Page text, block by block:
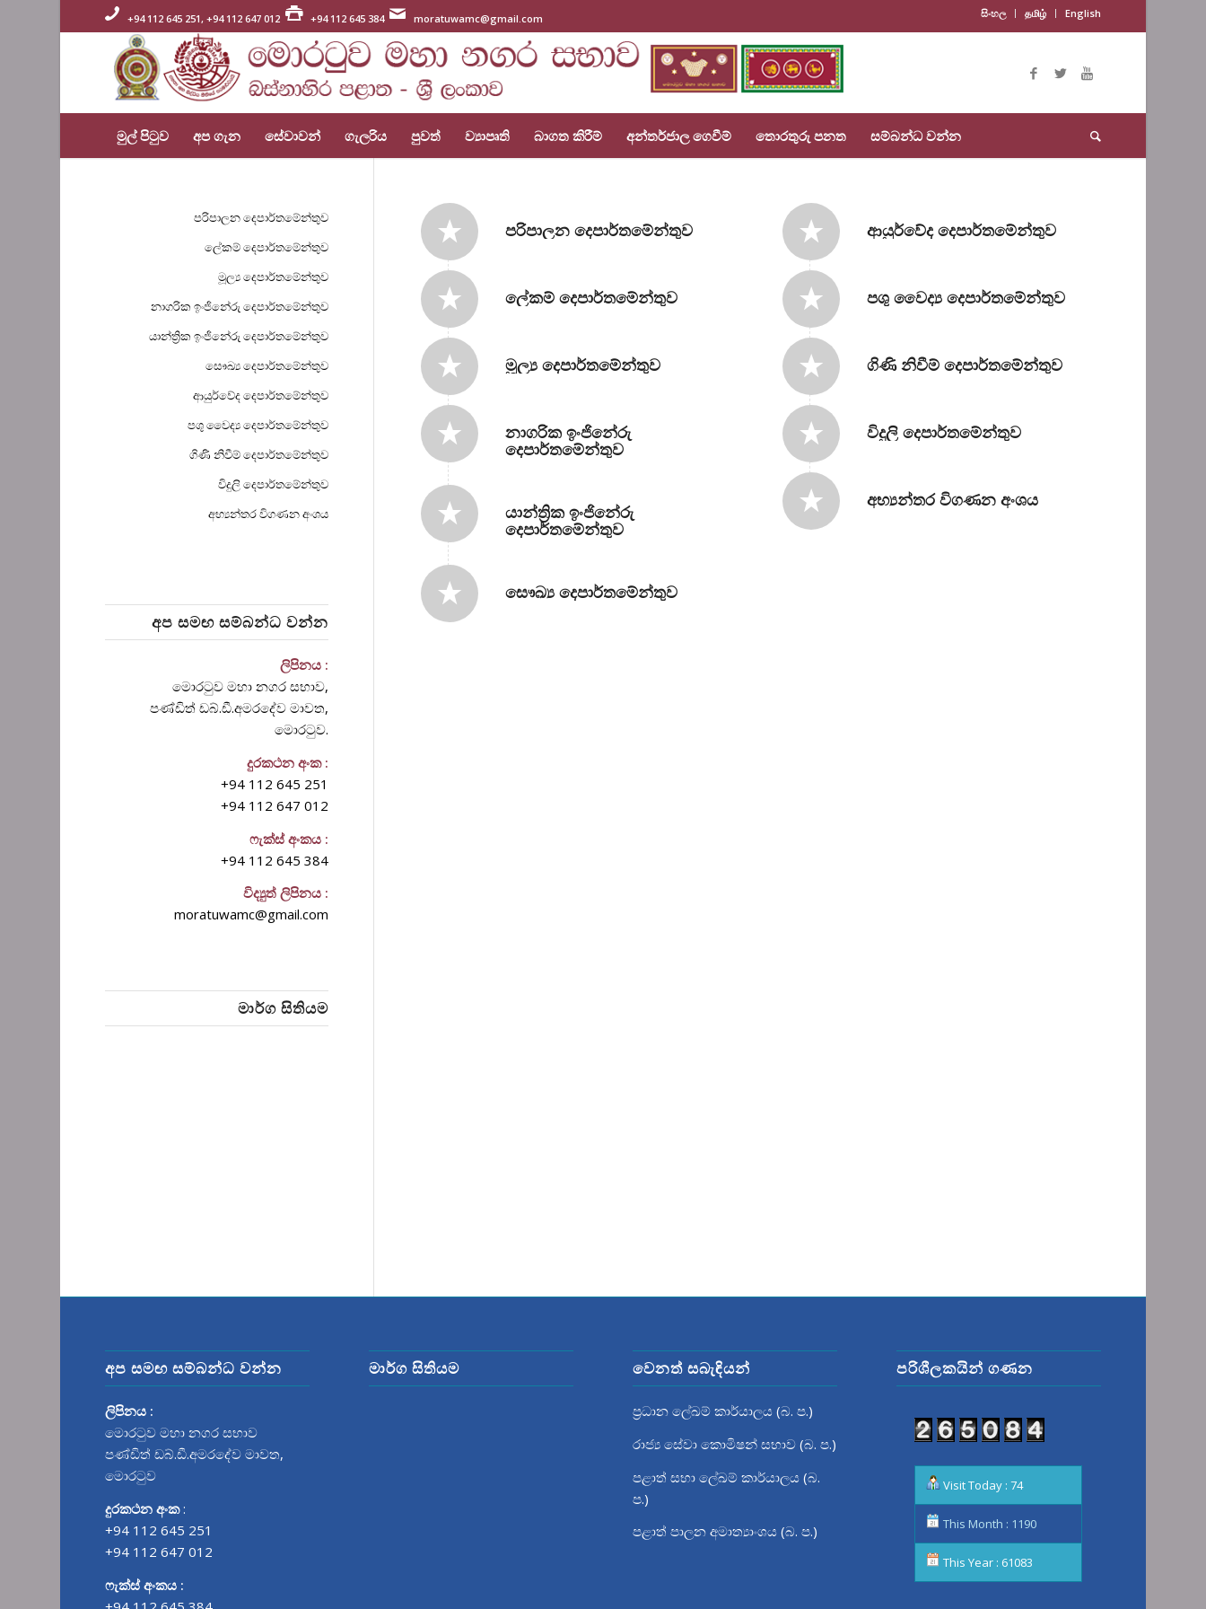
සිංහල தமிழ் English
+94 112 645 251, +94 112 647 012 +94 112 645 384 moratuwamc@gmail.com
මුල් පිටුව අප ගැන සේවාවන් ගැලරිය පුවත් ව්‍යාපෘති බාගත කිරීම් අන්තර්ජාල ගෙවීම් තොරතුරු පනත සම්බන්ධ වන්න
පරිපාලන දෙපාර්තමේන්තුව
ලේකම් දෙපාර්තමේන්තුව
මූල්‍ය දෙපාර්තමේන්තුව
නාගරික ඉංජිනේරු
දෙපාර්තමේන්තුව
යාන්ත්‍රික ඉංජිනේරු
දෙපාර්තමේන්තුව
සෞඛ්‍ය දෙපාර්තමේන්තුව
ආයුර්වේද දෙපාර්තමේන්තුව
පශු වෛද්‍ය දෙපාර්තමේන්තුව
ගිණි නිවීම් දෙපාර්තමේන්තුව
විදුලි දෙපාර්තමේන්තුව
අභ්‍යන්තර විගණන අංශය
පරිපාලන දෙපාර්තමේන්තුව
ලේකම් දෙපාර්තමේන්තුව
මූල්‍ය දෙපාර්තමේන්තුව
නාගරික ඉංජිනේරු දෙපාර්තමේන්තුව
යාන්ත්‍රික ඉංජිනේරු දෙපාර්තමේන්තුව
සෞඛ්‍ය දෙපාර්තමේන්තුව
ආයුර්වේද දෙපාර්තමේන්තුව
පශු වෛද්‍ය දෙපාර්තමේන්තුව
ගිණි නිවීම් දෙපාර්තමේන්තුව
විදුලි දෙපාර්තමේන්තුව
අභ්‍යන්තර විගණන අංශය
අප සමඟ සම්බන්ධ වන්න
ලිපිනය :
මොරටුව මහා නගර සභාව,
පණ්ඩිත් ඩබ්.ඩී.අමරදේව මාවත‍,
මොරටුව.
දුරකථන අංක :
+94 112 645 251
+94 112 647 012
ෆැක්ස් අංකය :
+94 112 645 384
විද්‍යුත් ලිපිනය :
moratuwamc@gmail.com
මාර්ග සිතියම
අප සමඟ සම්බන්ධ වන්න
ලිපිනය :
මොරටුව මහා නගර සභාව
පණ්ඩිත් ඩබ්.ඩී.අමරදේව මාවත‍,
මොරටුව
දුරකථන අංක:
+94 112 645 251
+94 112 647 012
ෆැක්ස් අංකය :
මාර්ග සිතියම වෙනත් සබැඳියන්
ප්‍රධාන ලේඛම් කාර්යාලය (බ. ප.)
රාජ්‍ය සේවා කොමිෂන් සභාව (බ. ප.)
පළාත් සභා ලේඛම් කාර්යාලය (බ.
ප.)
පළාත් පාලන අමාත්‍යාංශය (බ. ප.)
පරිශීලකයින් ගණන
Visit Today : 74
This Month : 1190
This Year : 61083